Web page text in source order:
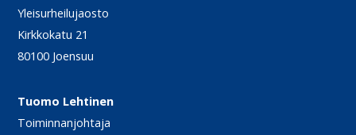
Yleisurheilujaosto
Kirkkokatu 21
80100 Joensuu
Tuomo Lehtinen
Toiminnanjohtaja